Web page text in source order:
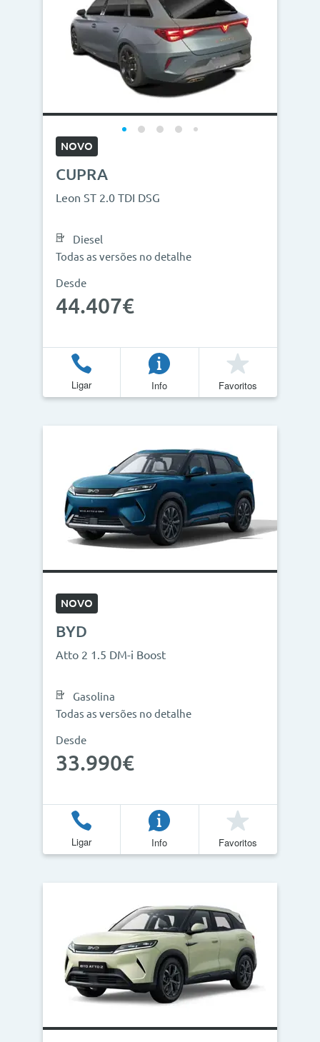
NOVO
CUPRA
Leon ST 2.0 TDI DSG
Diesel
Todas as versões no detalhe
Desde
44.407€
Ligar Info Favoritos
NOVO
BYD
Atto 2 1.5 DM-i Boost
Gasolina
Todas as versões no detalhe
Desde
33.990€
Ligar Info Favoritos